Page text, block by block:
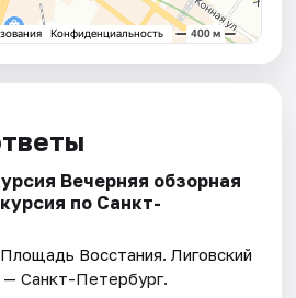
Вечерняя обзорная
по Санкт-
Площадь Восстания. Лиговский
— Санкт-Петербург.